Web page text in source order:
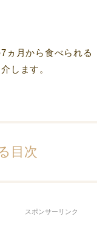
ヵ月から食べられる
します。
目次
スポンサーリンク